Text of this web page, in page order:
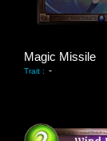
Magic Missile
Trait : -